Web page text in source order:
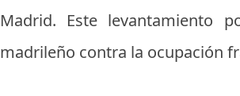
Madrid. Este levantamiento
madrileño contra la ocupación